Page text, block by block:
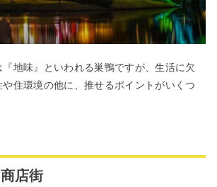
地味』といわれる巣鴨ですが、生活に欠
住環境の他に、推せるポイントがいくつ
店街